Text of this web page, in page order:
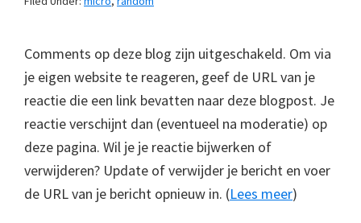
Comments op deze blog zijn uitgeschakeld. Om via
je eigen website te reageren, geef de URL van je
reactie die een link bevatten naar deze blogpost. Je
reactie verschijnt dan (eventueel na moderatie) op
deze pagina. Wil je je reactie bijwerken of
verwijderen? Update of verwijder je bericht en voer
de URL van je bericht opnieuw in. (Lees meer)